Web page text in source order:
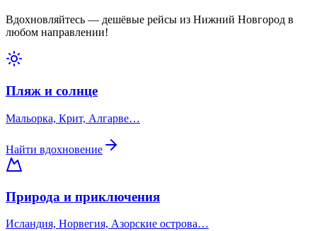
Вдохновляйтесь — дешёвые рейсы из Нижний Новгород в
любом направлении!
Пляж и солнце
Мальорка, Крит, Алгарве…
Найти вдохновение
Природа и приключения
Исландия, Норвегия, Азорские острова…